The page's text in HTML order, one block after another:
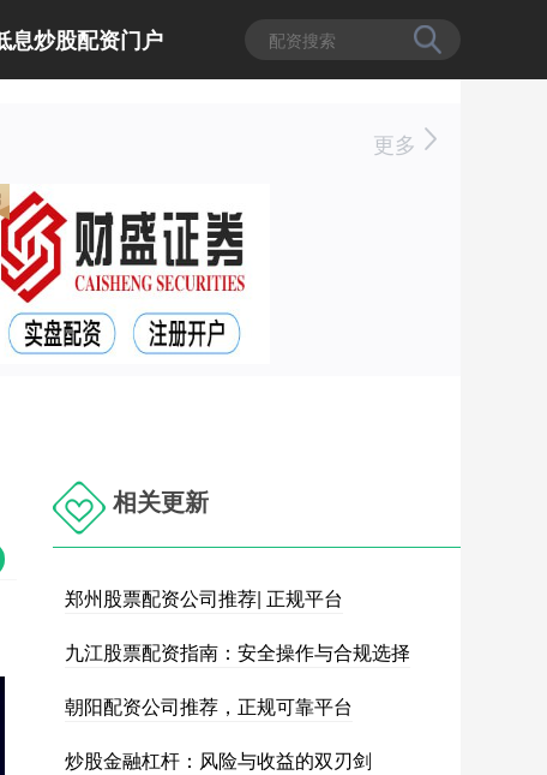
息炒股配资门户
更多
相关更新
郑州股票配资公司推荐| 正规平台
九江股票配资指南：安全操作与合规选择
朝阳配资公司推荐，正规可靠平台
炒股金融杠杆：风险与收益的双刃剑